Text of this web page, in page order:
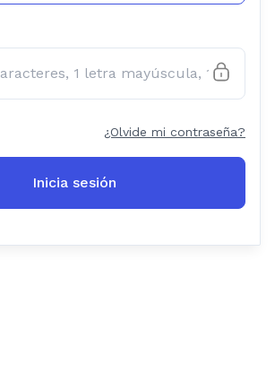
¿Olvide mi contraseña?